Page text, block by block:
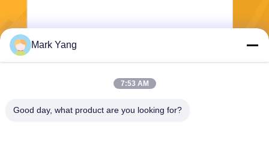
Invia
Mark Yang
7:53 AM
Good day, what product are you looking for?